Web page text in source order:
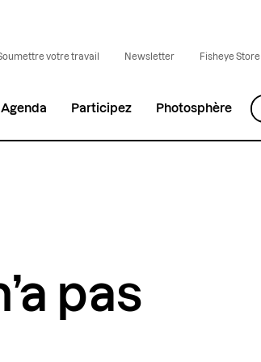
votre travail Newsletter Fisheye Store
Agenda Participez Photosphère
pas